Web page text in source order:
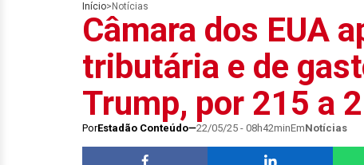
Início> Notícias
Câmara dos EUA
tributária e de
Trump, por 215 a
PorEstadão Conteúdo 22/05/25 - 08h42minEmNotícias